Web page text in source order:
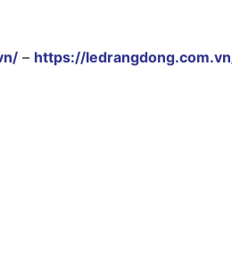
– https://